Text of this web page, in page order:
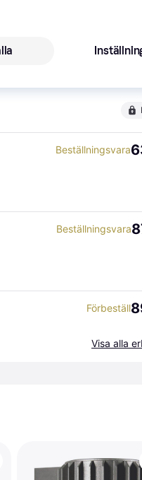
Beställningsvara
Beställningsvara
Förbeställ
Visa alla